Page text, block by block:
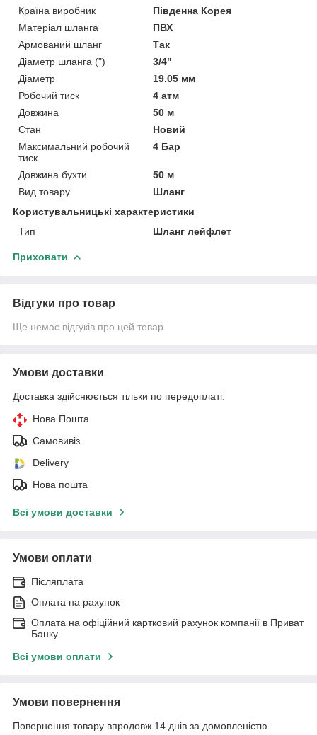
Країна виробник
Південна Корея
Матеріал шланга
ПВХ
Армований шланг
Так
Діаметр шланга (")
3/4"
Діаметр
19.05 мм
Робочий тиск
4 атм
Довжина
50 м
Стан
Новий
Максимальний робочий
тиск
4 Бар
Довжина бухти
50 м
Вид товару
Шланг
Користувальницькі характеристики
Тип
Шланг лейфлет
Приховати
Відгуки про товар
Ще немає відгуків про цей товар
Умови доставки
Доставка здійснюється тільки по передоплаті.
Нова Пошта
Самовивіз
Delivery
Нова пошта
Всі умови доставки
Умови оплати
Післяплата
Оплата на рахунок
Оплата на офіційний картковий рахунок компанії в Приват
Банку
Всі умови оплати
Умови повернення
Повернення товару впродовж 14 днів за домовленістю